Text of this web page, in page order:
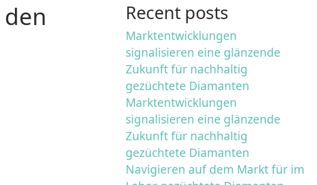
Recent posts
Marktentwicklungen
signalisieren eine glänzende
Zukunft für nachhaltig
gezüchtete Diamanten
Marktentwicklungen
signalisieren eine glänzende
Zukunft für nachhaltig
gezüchtete Diamanten
Navigieren auf dem Markt für im